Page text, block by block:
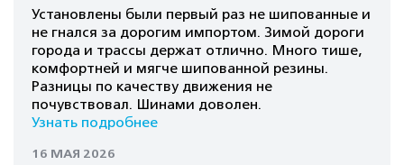
Установлены были первый раз не шипованные и
не гнался за дорогим импортом. Зимой дороги
города и трассы держат отлично. Много тише,
комфортней и мягче шипованной резины.
Разницы по качеству движения не
почувствовал. Шинами доволен.
Узнать подробнее
16 МАЯ 2026